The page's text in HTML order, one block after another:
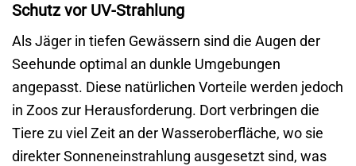
Schutz vor UV-Strahlung
Als Jäger in tiefen Gewässern sind die Augen der
Seehunde optimal an dunkle Umgebungen
angepasst. Diese natürlichen Vorteile werden jedoch
in Zoos zur Herausforderung. Dort verbringen die
Tiere zu viel Zeit an der Wasseroberfläche, wo sie
direkter Sonneneinstrahlung ausgesetzt sind, was